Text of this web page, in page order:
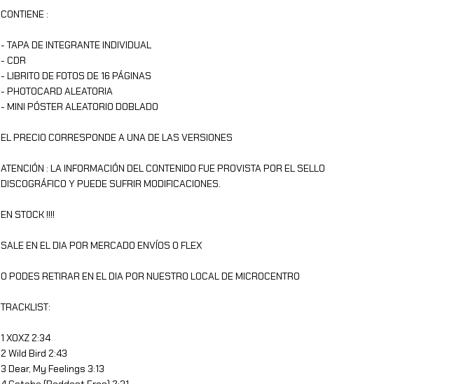
CONTIENE :
- TAPA DE INTEGRANTE INDIVIDUAL
- CDR
- LIBRITO DE FOTOS DE 16 PÁGINAS
- PHOTOCARD ALEATORIA
- MINI PÓSTER ALEATORIO DOBLADO
EL PRECIO CORRESPONDE A UNA DE LAS VERSIONES
ATENCIÓN : LA INFORMACIÓN DEL CONTENIDO FUE PROVISTA POR EL SELLO
DISCOGRÁFICO Y PUEDE SUFRIR MODIFICACIONES.
EN STOCK !!!!
SALE EN EL DIA POR MERCADO ENVÍOS O FLEX
O PODES RETIRAR EN EL DIA POR NUESTRO LOCAL DE MICROCENTRO
TRACKLIST:
1 XOXZ 2:34
2 Wild Bird 2:43
3 Dear, My Feelings 3:13